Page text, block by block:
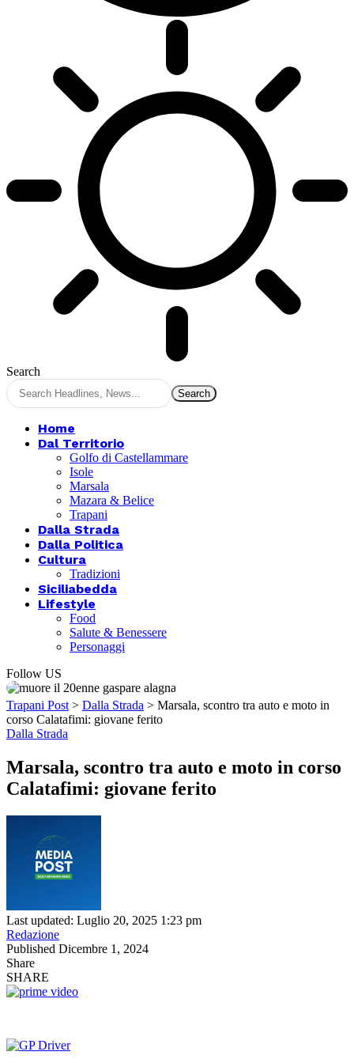
Search
Home
Dal Territorio
Golfo di Castellammare
Isole
Marsala
Mazara & Belice
Trapani
Dalla Strada
Dalla Politica
Cultura
Tradizioni
Siciliabedda
Lifestyle
Food
Salute & Benessere
Personaggi
Follow US
Trapani Post > Dalla Strada > Marsala, scontro tra auto e moto in
corso Calatafimi: giovane ferito
Dalla Strada
Marsala, scontro tra auto e moto in corso
Calatafimi: giovane ferito
Last updated: Luglio 20, 2025 1:23 pm
Redazione
Published Dicembre 1, 2024
Share
SHARE